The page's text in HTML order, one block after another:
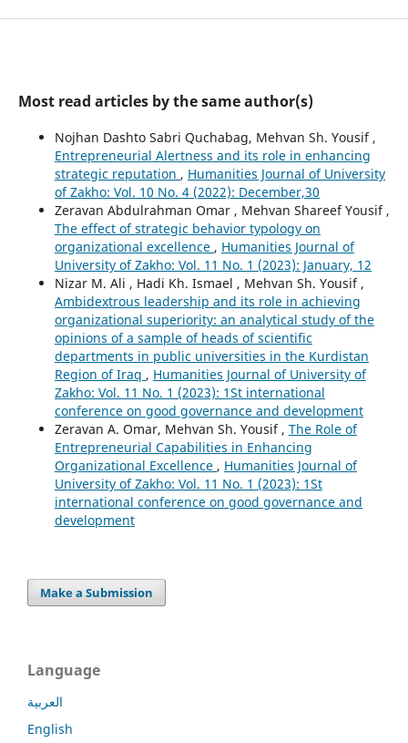
Most read articles by the same author(s)
Nojhan Dashto Sabri Quchabag, Mehvan Sh. Yousif ,
Entrepreneurial Alertness and its role in enhancing
strategic reputation , Humanities Journal of University
of Zakho: Vol. 10 No. 4 (2022): December,30
Zeravan Abdulrahman Omar , Mehvan Shareef Yousif ,
The effect of strategic behavior typology on
organizational excellence , Humanities Journal of
University of Zakho: Vol. 11 No. 1 (2023): January, 12
Nizar M. Ali , Hadi Kh. Ismael , Mehvan Sh. Yousif ,
Ambidextrous leadership and its role in achieving
organizational superiority: an analytical study of the
opinions of a sample of heads of scientific
departments in public universities in the Kurdistan
Region of Iraq , Humanities Journal of University of
Zakho: Vol. 11 No. 1 (2023): 1St international
conference on good governance and development
Zeravan A. Omar, Mehvan Sh. Yousif , The Role of
Entrepreneurial Capabilities in Enhancing
Organizational Excellence , Humanities Journal of
University of Zakho: Vol. 11 No. 1 (2023): 1St
international conference on good governance and
development
Make a Submission
Language
العربية
English